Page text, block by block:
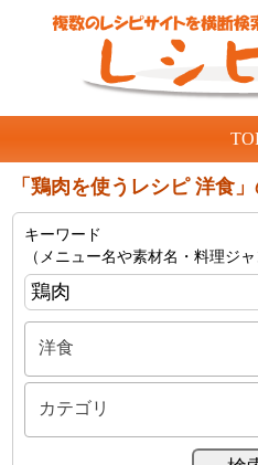
「鶏肉を使うレシピ 洋食
キーワード
（メニュー名や素材名・料理ジャ